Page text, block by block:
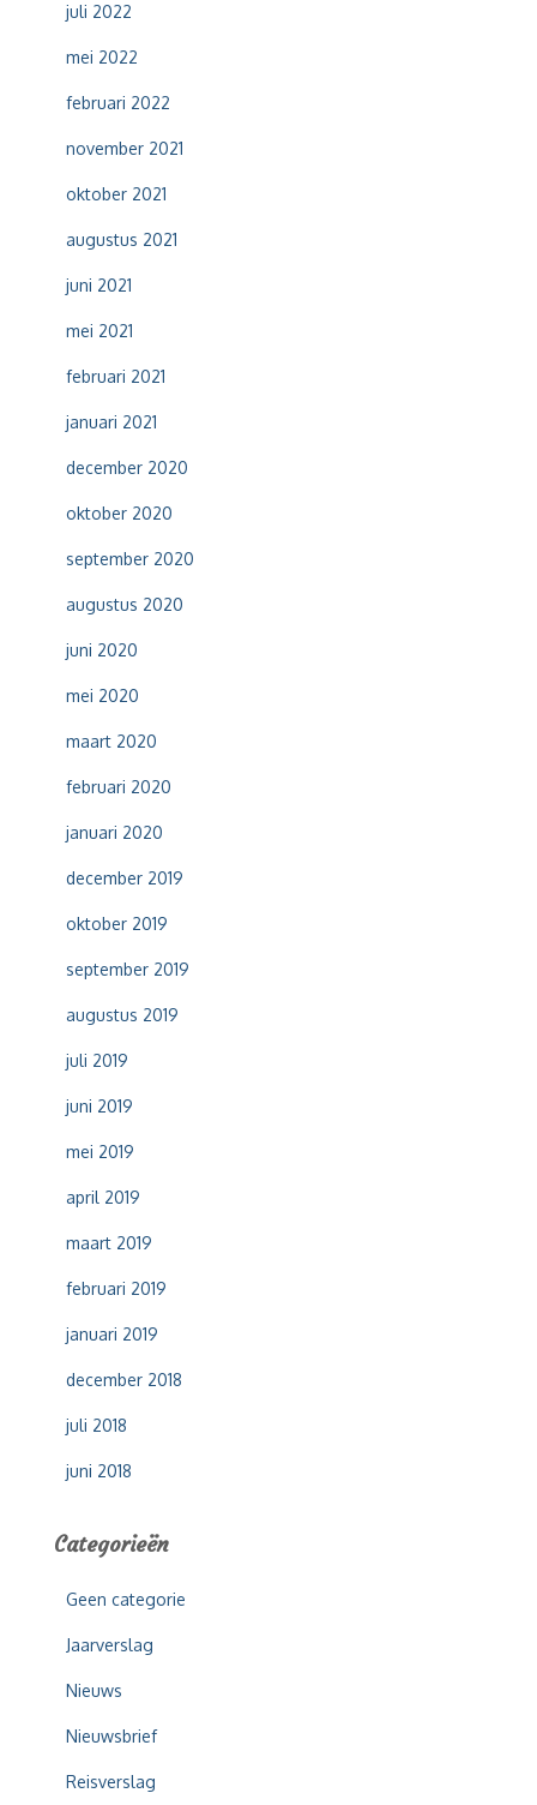
juli 2022
mei 2022
februari 2022
november 2021
oktober 2021
augustus 2021
juni 2021
mei 2021
februari 2021
januari 2021
december 2020
oktober 2020
september 2020
augustus 2020
juni 2020
mei 2020
maart 2020
februari 2020
januari 2020
december 2019
oktober 2019
september 2019
augustus 2019
juli 2019
juni 2019
mei 2019
april 2019
maart 2019
februari 2019
januari 2019
december 2018
juli 2018
juni 2018
Categorieën
Geen categorie
Jaarverslag
Nieuws
Nieuwsbrief
Reisverslag